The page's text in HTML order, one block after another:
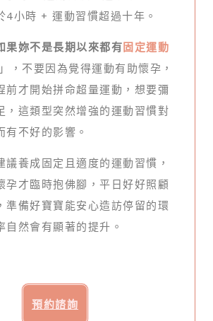
4小時 + 運動習慣超過十年。
果妳不是長期以來都有固定運動
」，不要因為覺得運動有助懷孕，
前才開始拼命超量運動，想要彌
，這類型突然增強的運動習慣對
有不好的影響。
議養成固定且適度的運動習慣，
孕才臨時抱佛腳，平日好好照顧
準備好寶寶能安心造訪停留的環
自然會有顯著的提升。
預約諮詢